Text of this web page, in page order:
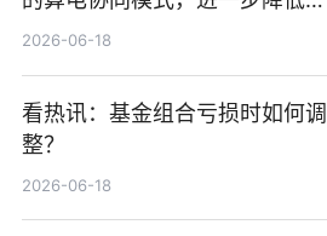
络传输时延_最资讯
2026-06-18
看热讯：基金组合亏损时如何调
整？
2026-06-18